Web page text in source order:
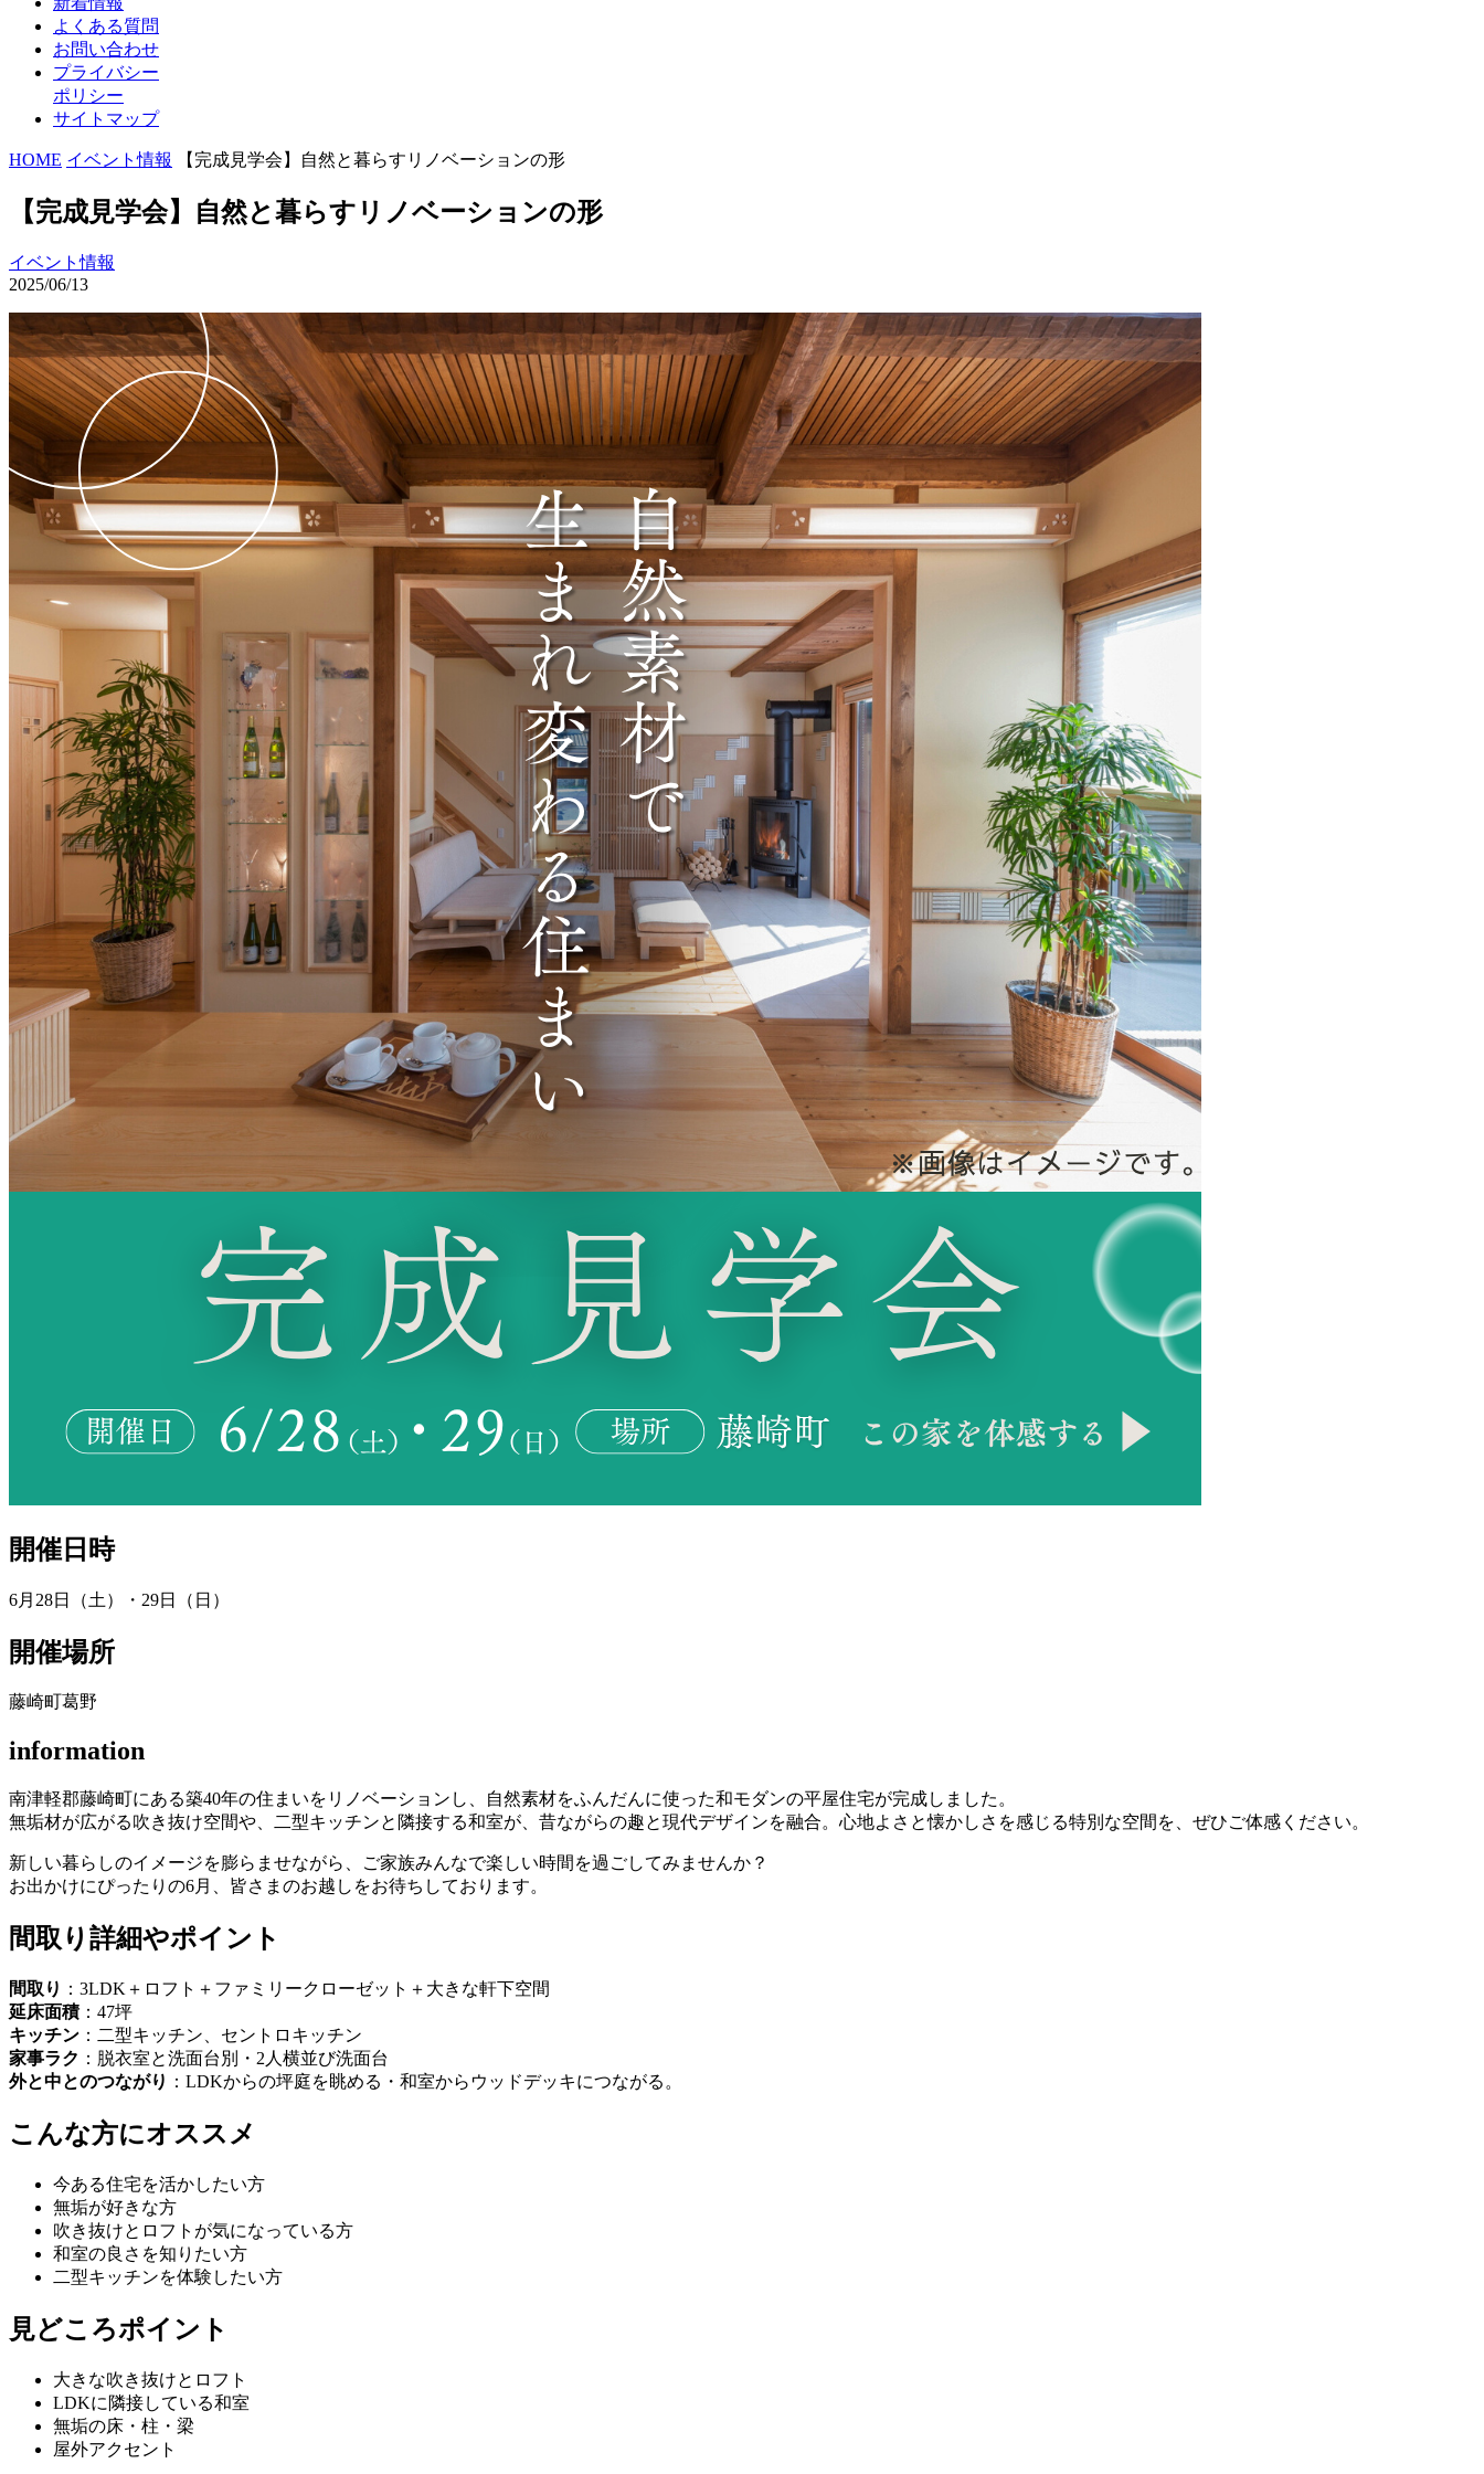
よくある質問
お問い合わせ
プライバシー
ポリシー
サイトマップ
HOME イベント情報 【完成見学会】自然と暮らすリノベーションの形
【完成見学会】自然と暮らすリノベーションの形
イベント情報
2025/06/13
開催日時
6月28日（土）・29日（日）
開催場所
藤崎町葛野
information
南津軽郡藤崎町にある築40年の住まいをリノベーションし、自然素材をふんだんに使った和モダンの平屋住宅が完成しました。
無垢材が広がる吹き抜け空間や、二型キッチンと隣接する和室が、昔ながらの趣と現代デザインを融合。心地よさと懐かしさを感じる特別な空間を、ぜひご体感ください。
新しい暮らしのイメージを膨らませながら、ご家族みんなで楽しい時間を過ごしてみませんか？
お出かけにぴったりの6月、皆さまのお越しをお待ちしております。
間取り詳細やポイント
間取り ：3LDK＋ロフト＋ファミリークローゼット＋大きな軒下空間
延床面積：47坪
キッチン ：二型キッチン、セントロキッチン
家事ラク ：脱衣室と洗面台別・2人横並び洗面台
外と中とのつながり ：LDKからの坪庭を眺める・和室からウッドデッキにつながる。
こんな方にオススメ
今ある住宅を活かしたい方
無垢が好きな方
吹き抜けとロフトが気になっている方
和室の良さを知りたい方
二型キッチンを体験したい方
見どころポイント
大きな吹き抜けとロフト
LDKに隣接している和室
無垢の床・柱・梁
屋外アクセント